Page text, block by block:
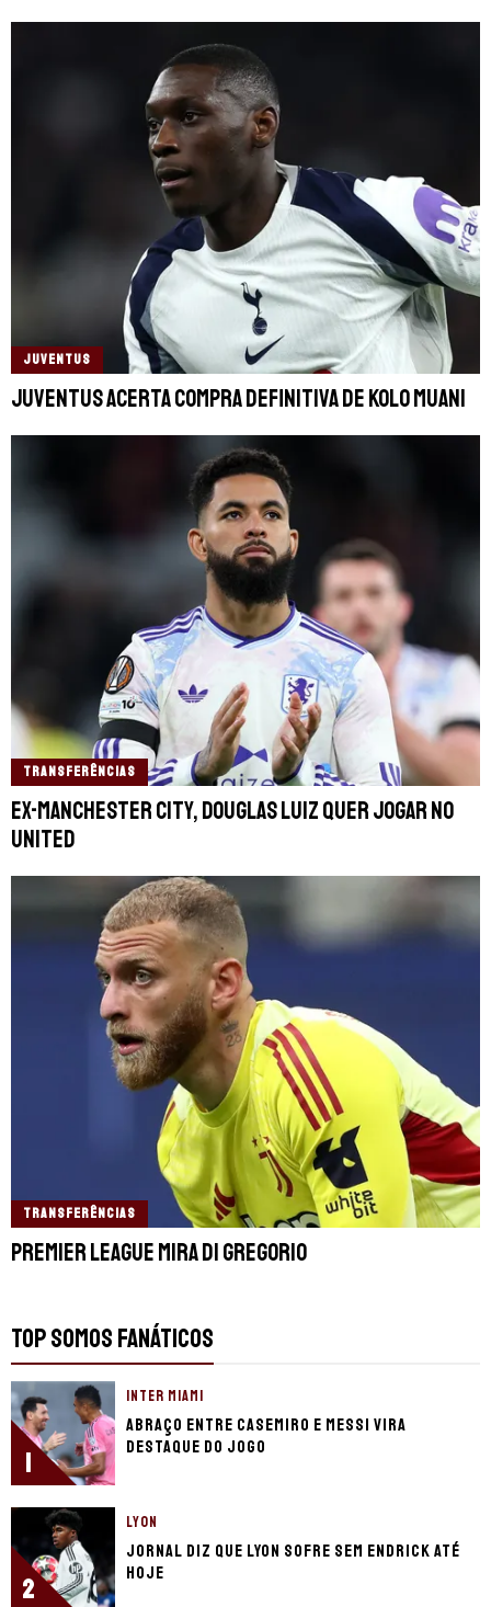
JUVENTUS
Juventus acerta compra definitiva de Kolo Muani
TRANSFERÊNCIAS
Ex-Manchester City, Douglas Luiz quer jogar no
United
TRANSFERÊNCIAS
Premier League mira Di Gregorio
TOP SOMOS FANÁTICOS
1
INTER MIAMI
Abraço entre Casemiro e Messi vira
destaque do jogo
2
LYON
Jornal diz que Lyon sofre sem Endrick até
hoje